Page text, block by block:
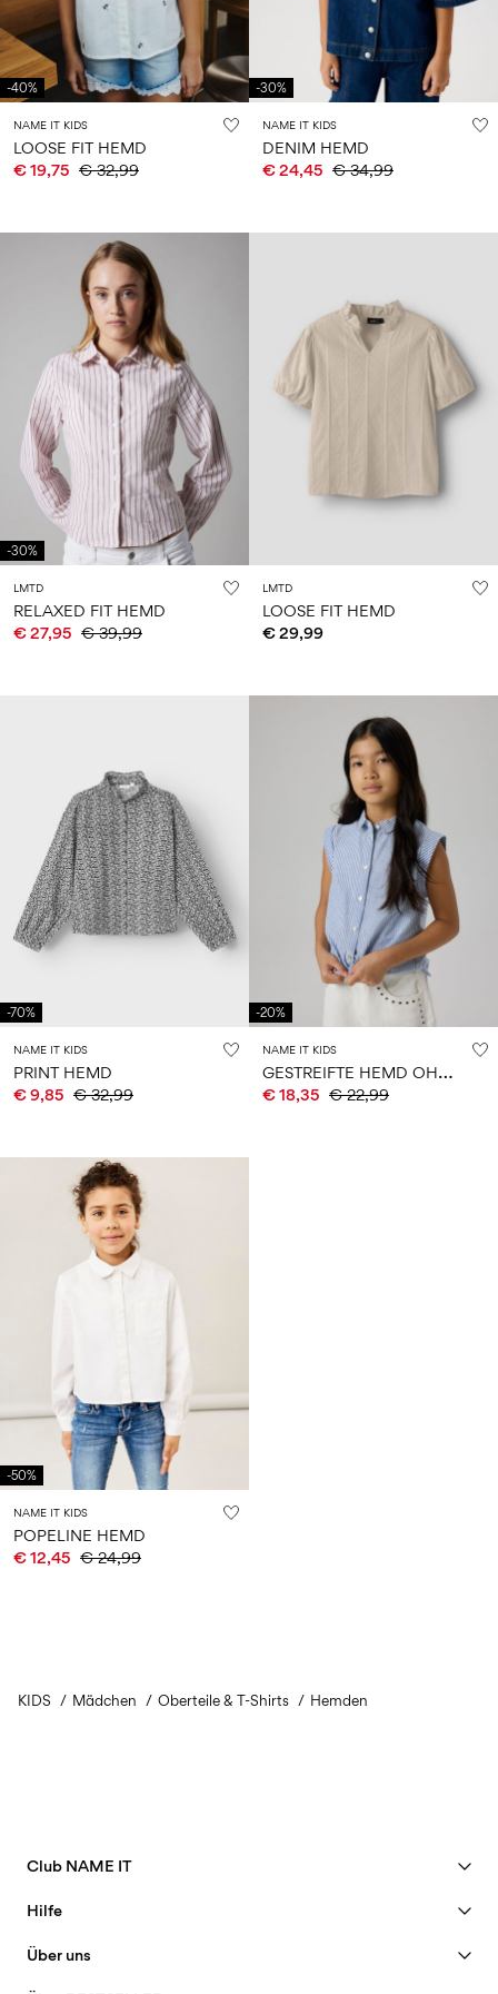
-40%
NAME IT KIDS
LOOSE FIT HEMD
€ 19,75 € 32,99
-30%
NAME IT KIDS
DENIM HEMD
€ 24,45 € 34,99
-30%
LMTD
RELAXED FIT HEMD
€ 27,95 € 39,99
LMTD
LOOSE FIT HEMD
€ 29,99
-70%
NAME IT KIDS
PRINT HEMD
€ 9,85 € 32,99
-20%
NAME IT KIDS
G
ESTREIFTE HEMD OHNE ÄRMEL
€ 18,35 € 22,99
-50%
NAME IT KIDS
POPELINE HEMD
€ 12,45 € 24,99
KIDS Mädchen Oberteile & T-Shirts Hemden
Club NAME IT
Mein Konto
Hilfe
Über uns